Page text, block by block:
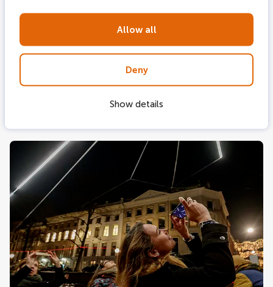
Allow all
Deny
Show details
por los canales del Amsterdam Light Festival.
Infórmese ahora sobre todas las posibilidades de
alquilar un barco en Ámsterdam a través de
groups@enticon.com
¿Todavía tiene preguntas sobre los cruceros por los
Consulte nuestras preguntas frecuentes sobre el